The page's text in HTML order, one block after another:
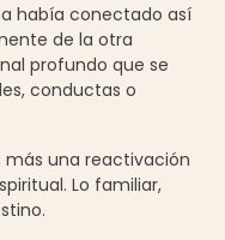
había conectado así
de la otra
profundo que se
conductas o
más una reactivación
Lo familiar,